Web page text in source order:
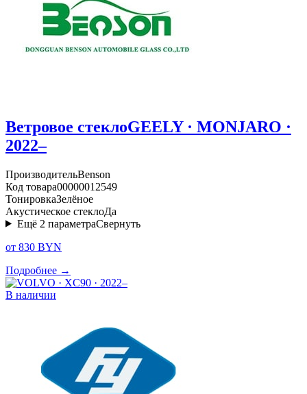
Ветровое стеклоGEELY · MONJARO ·
2022–
ПроизводительBenson
Код товара00000012549
ТонировкаЗелёное
Акустическое стеклоДа
Ещё 2 параметраСвернуть
от 830 BYN
Подробнее →
В наличии